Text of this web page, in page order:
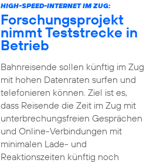
HIGH-SPEED-INTERNET IM ZUG:
Forschungsprojekt
nimmt Teststrecke in
Betrieb
Bahnreisende sollen künftig im Zug
mit hohen Datenraten surfen und
telefonieren können. Ziel ist es,
dass Reisende die Zeit im Zug mit
unterbrechungsfreien Gesprächen
und Online-Verbindungen mit
minimalen Lade- und
Reaktionszeiten künftig noch